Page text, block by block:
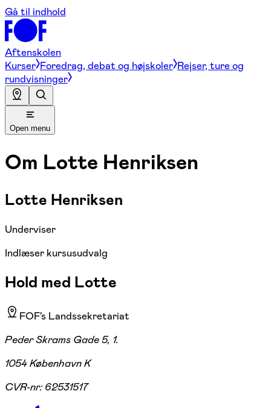
Gå til indhold
Aftenskolen
Kurser Foredrag, debat og højskoler Rejser, ture og
rundvisninger
Open menu
Om Lotte Henriksen
Lotte Henriksen
Underviser
Indlæser kursusudvalg
Hold med Lotte
FOF's Landssekretariat
Peder Skrams Gade 5, 1.
1054 København K
CVR-nr: 62531517